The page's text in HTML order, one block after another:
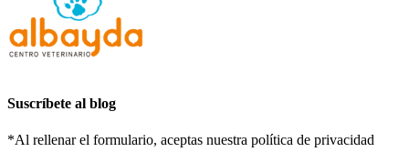
Suscríbete al blog
*Al rellenar el formulario, aceptas nuestra política de privacidad